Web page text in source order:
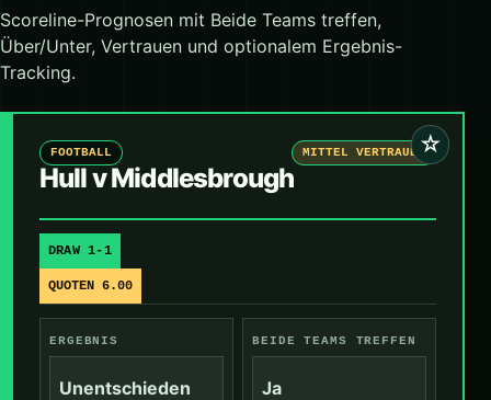
Scoreline-Prognosen mit Beide Teams treffen,
Über/Unter, Vertrauen und optionalem Ergebnis-
Tracking.
☆
FOOTBALL MITTEL VERTRAUEN
Hull v Middlesbrough
DRAW 1-1
QUOTEN 6.00
ERGEBNIS
Unentschieden
BEIDE TEAMS TREFFEN
Ja